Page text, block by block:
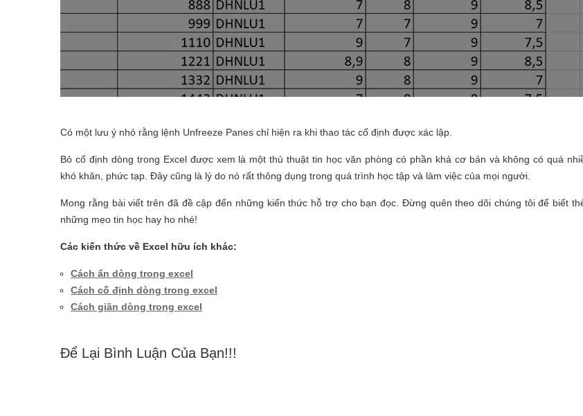
Có một lưu ý nhỏ rằng lệnh Unfreeze Panes chỉ hiện ra khi thao tác cố định được xác lập.
Bỏ cố định dòng trong Excel được xem là một thủ thuật tin học văn phòng có phần khá cơ bản và không có quá
khó khăn, phức tạp. Đây cũng là lý do nó rất thông dụng trong quá trình học tập và làm việc của mọi người.
Mong rằng bài viết trên đã đề cập đến những kiến thức hỗ trợ cho bạn đọc. Đừng quên theo dõi chúng tôi để biết
những mẹo tin học hay ho nhé!
Các kiến thức về Excel hữu ích khác:
Cách ẩn dòng trong excel
Cách cố định dòng trong excel
Cách giãn dòng trong excel
Để Lại Bình Luận Của Bạn!!!